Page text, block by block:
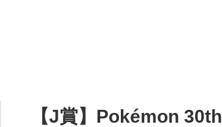
【J賞】Pokémon 30th